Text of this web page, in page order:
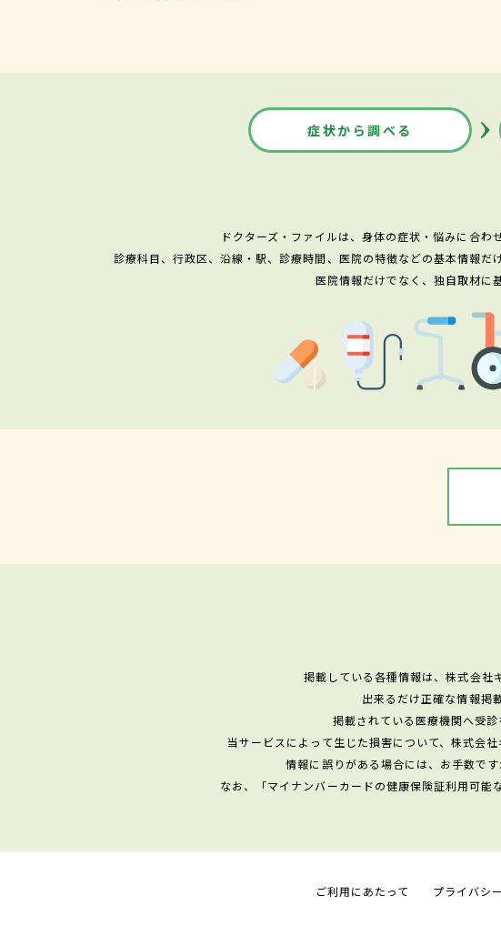
症状から調べる
ドクターズ・ファイルは、身体の症状・悩みに合わ
診療科目、行政区、沿線・駅、診療時間、医院の特徴などの基本情報
医院情報だけでなく、独自取材に
掲載している各種情報は、株式会社
出来るだけ正確な情報掲
掲載されている医療機関へ受
当サービスによって生じた損害について、株式会
情報に誤りがある場合には、お手数で
なお、「マイナンバーカードの健康保険証利用可能
ご利用にあたって プライバシ